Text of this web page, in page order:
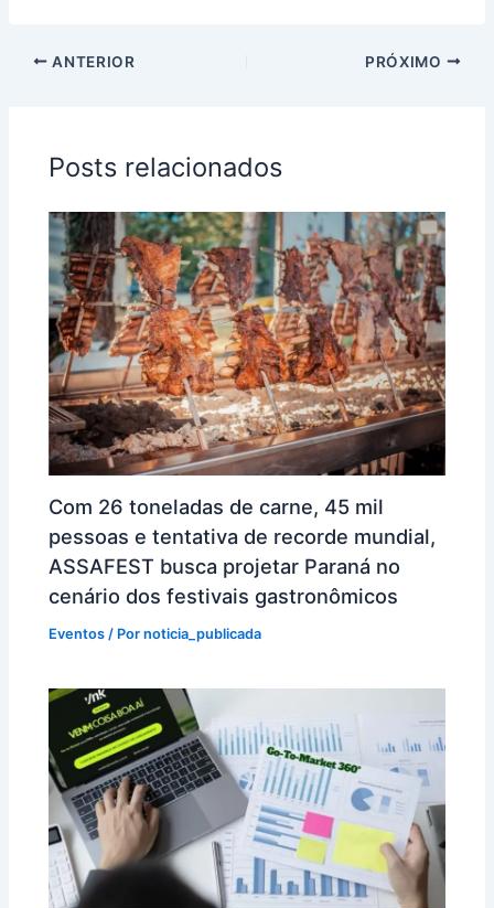
ANTERIOR PRÓXIMO
Posts relacionados
Com 26 toneladas de carne, 45 mil
pessoas e tentativa de recorde mundial,
ASSAFEST busca projetar Paraná no
cenário dos festivais gastronômicos
Eventos / Pornoticia_publicada